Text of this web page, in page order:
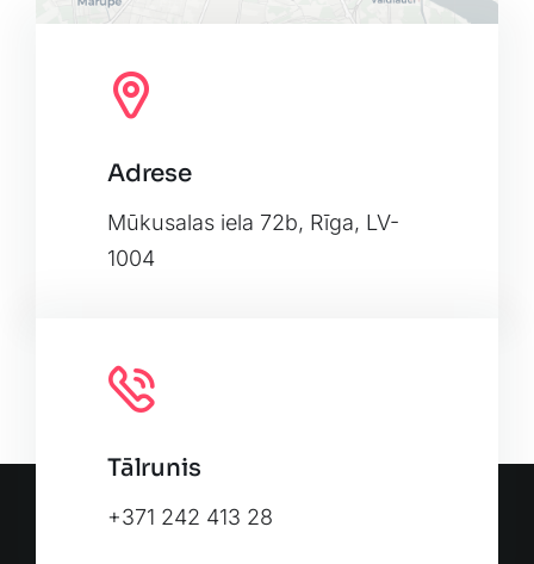
OpenStreetMap, under ODbL.
Adrese
Mūkusalas iela 72b, Rīga, LV-
1004
Tālrunis
+371 242 413 28